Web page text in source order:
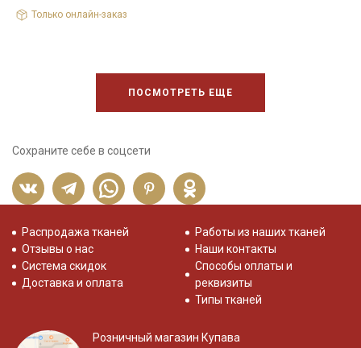
Только онлайн-заказ
ПОСМОТРЕТЬ ЕЩЕ
Сохраните себе в соцсети
Распродажа тканей
Отзывы о нас
Система скидок
Доставка и оплата
Работы из наших тканей
Наши контакты
Способы оплаты и
реквизиты
Типы тканей
Розничный магазин Купава